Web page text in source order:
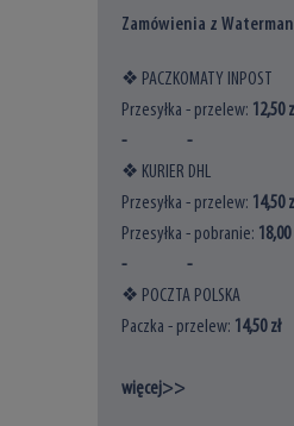
Zamówienia z
❖ PACZKOMATY INPOST
Przesyłka - przelew: 12,50
- -
❖ KURIER DHL
Przesyłka - przelew: 14,50
Przesyłka - pobranie: 18,00
- -
❖ POCZTA POLSKA
Paczka - przelew: 14,50 zł
więcej>>